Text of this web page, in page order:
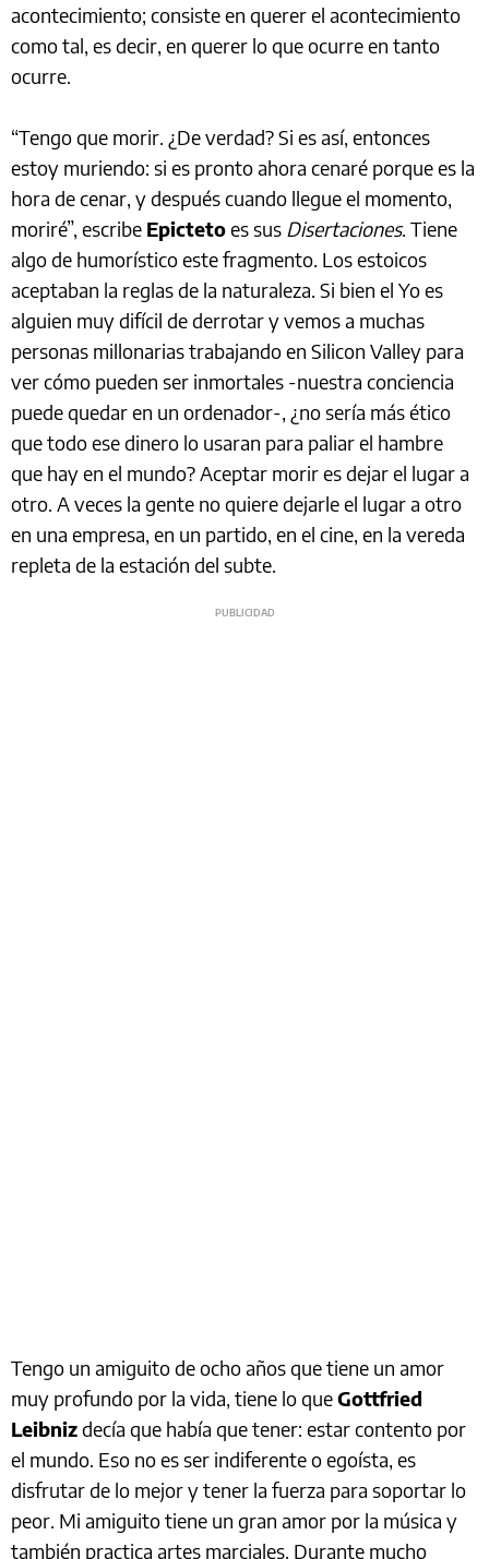
acontecimiento; consiste en querer el acontecimiento
como tal, es decir, en querer lo que ocurre en tanto
ocurre.
“Tengo que morir. ¿De verdad? Si es así, entonces
estoy muriendo: si es pronto ahora cenaré porque es la
hora de cenar, y después cuando llegue el momento,
moriré”, escribe Epictetoes sus Disertaciones. Tiene
algo de humorístico este fragmento. Los estoicos
aceptaban la reglas de la naturaleza. Si bien el Yo es
alguien muy difícil de derrotar y vemos a muchas
personas millonarias trabajando en Silicon Valley para
ver cómo pueden ser inmortales -nuestra conciencia
puede quedar en un ordenador-, ¿no sería más ético
que todo ese dinero lo usaran para paliar el hambre
que hay en el mundo? Aceptar morir es dejar el lugar a
otro. A veces la gente no quiere dejarle el lugar a otro
en una empresa, en un partido, en el cine, en la vereda
repleta de la estación del subte.
Tengo un amiguito de ocho años que tiene un amor
muy profundo por la vida, tiene lo queGottfried
Leibnizdecía que había que tener: estar contento por
el mundo. Eso no es ser indiferente o egoísta, es
disfrutar de lo mejor y tener la fuerza para soportar lo
peor. Mi amiguito tiene un gran amor por la música y
también practica artes marciales. Durante mucho